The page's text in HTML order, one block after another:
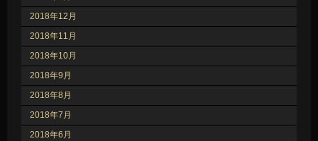
2018年12月
2018年11月
2018年10月
2018年9月
2018年8月
2018年7月
2018年6月